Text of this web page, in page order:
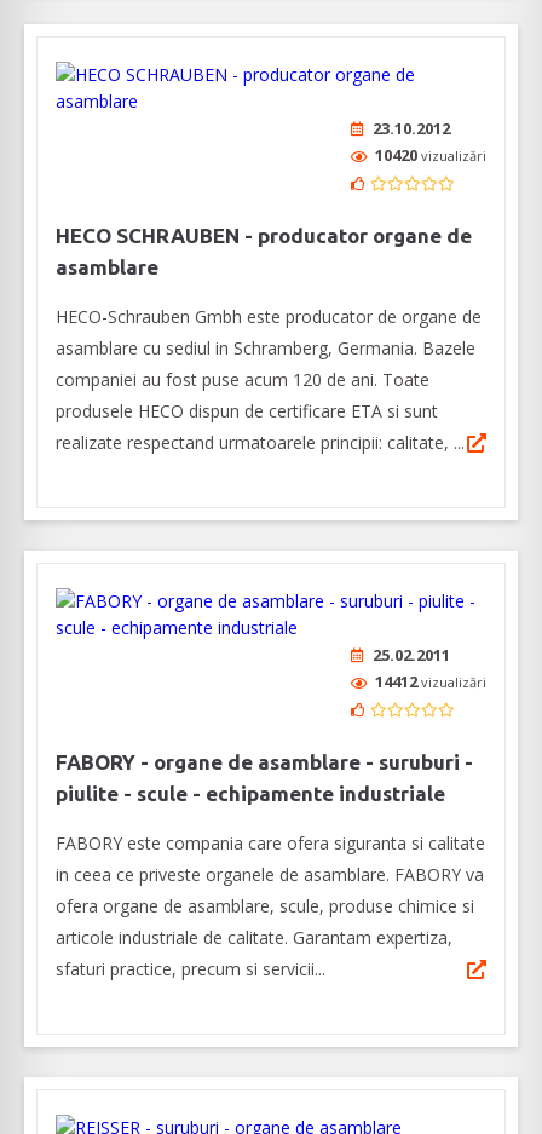
23.10.2012
10420 vizualizări
HECO SCHRAUBEN - producator organe de
asamblare
HECO-Schrauben Gmbh este producator de organe de
asamblare cu sediul in Schramberg, Germania. Bazele
companiei au fost puse acum 120 de ani. Toate
produsele HECO dispun de certificare ETA si sunt
realizate respectand urmatoarele principii: calitate, ...
25.02.2011
14412vizualizări
FABORY - organe de asamblare - suruburi -
piulite - scule - echipamente industriale
FABORY este compania care ofera siguranta si calitate
in ceea ce priveste organele de asamblare. FABORY va
ofera organe de asamblare, scule, produse chimice si
articole industriale de calitate. Garantam expertiza,
sfaturi practice, precum si servicii...